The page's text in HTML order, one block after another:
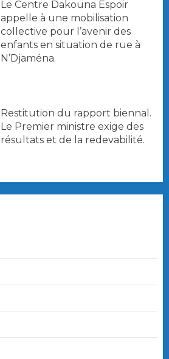
Le Centre Dakouna Espoir
appelle à une mobilisation
collective pour l’avenir des
enfants en situation de rue à
N’Djaména.
Restitution du rapport biennal.
Le Premier ministre exige des
résultats et de la redevabilité.